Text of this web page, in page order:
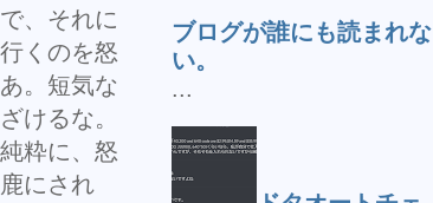
、それに
くのを怒
。短気な
けるな。
粋に、怒
にされ
ブログが誰にも読まれな
い。
...